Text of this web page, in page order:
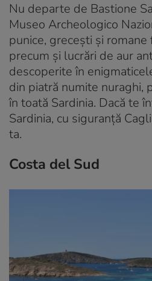
Nu departe de Bastione
Museo Archeologico
punice, grecești și
precum și lucrări de aur
descoperite în
din piatră numite nuraghi,
în toată Sardinia. Dacă te
Sardinia, cu siguranță
ta.
Costa del Sud